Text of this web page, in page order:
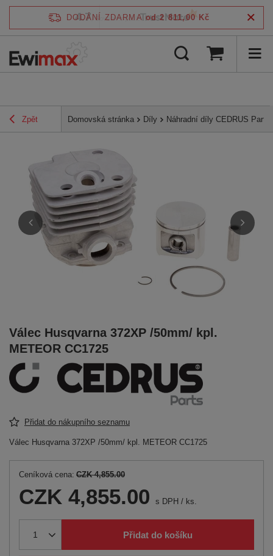
DODÁNÍ ZDARMA od 2 811,00 Kč
Zpět Domovská stránka Díly Náhradní díly CEDRUS Parts
Válec Husqvarna 372XP /50mm/ kpl.
METEOR CC1725
Přidat do nákupního seznamu
Válec Husqvarna 372XP /50mm/ kpl. METEOR CC1725
Ceníková cena: CZK 4,855.00
CZK 4,855.00 s DPH / ks.
Přidat do košíku
4.7 /5 ověřeno podle